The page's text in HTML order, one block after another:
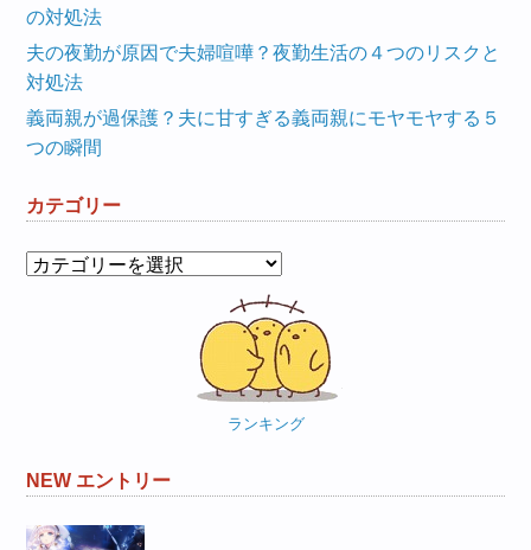
の対処法
夫の夜勤が原因で夫婦喧嘩？夜勤生活の４つのリスクと
対処法
義両親が過保護？夫に甘すぎる義両親にモヤモヤする５
つの瞬間
カテゴリー
カ
ランキング
NEW エントリー